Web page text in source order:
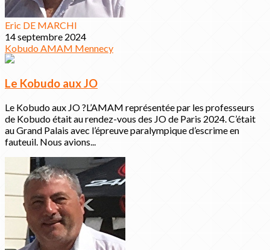
Eric DE MARCHI
14 septembre 2024
KobudoAMAM Mennecy
Le Kobudo aux JO
Le Kobudo aux JO ?L’AMAM représentée par les professeurs
de Kobudo était au rendez-vous des JO de Paris 2024. C’était
au Grand Palais avec l’épreuve paralympique d’escrime en
fauteuil. Nous avions...